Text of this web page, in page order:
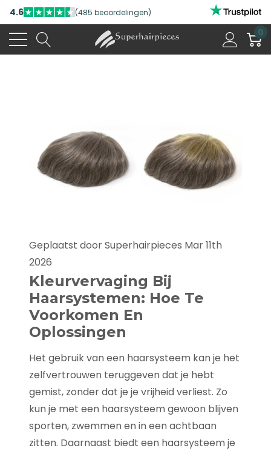
4.6 (485 beoordelingen)
0
Geplaatst door Superhairpieces Mar 11th
2026
Kleurvervaging Bij
Haarsystemen: Hoe Te
Voorkomen En
Oplossingen
Het gebruik van een haarsysteem kan je het
zelfvertrouwen teruggeven dat je hebt
gemist, zonder dat je je vrijheid verliest. Zo
kun je met een haarsysteem gewoon blijven
sporten, zwemmen en in een achtbaan
zitten. Daarnaast biedt een haarsysteem je